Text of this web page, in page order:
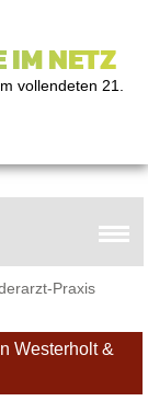
IM NETZ
vollendeten 21.
Praxis
Westerholt &